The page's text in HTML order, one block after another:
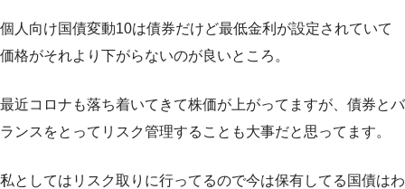
個人向け国債変動10は債券だけど最低金利が設定されていて
価格がそれより下がらないのが良いところ。
最近コロナも落ち着いてきて株価が上がってますが、債券とバ
ランスをとってリスク管理することも大事だと思ってます。
私としてはリスク取りに行ってるので今は保有してる国債はわ